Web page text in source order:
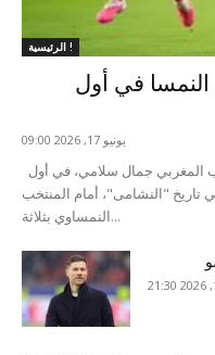
الرئيسية !
النمسا في أول
يونيو 17, 2026 09:00
"النشامى"، أمام المنتخب
النمساوي بثلاثة...